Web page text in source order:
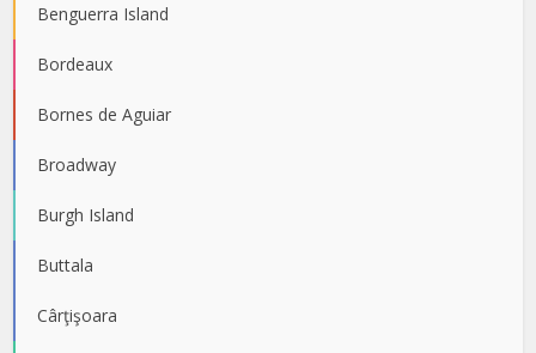
Benguerra Island
Bordeaux
Bornes de Aguiar
Broadway
Burgh Island
Buttala
Cârţişoara